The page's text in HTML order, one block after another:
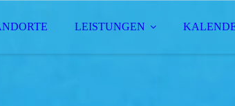
LEISTUNGEN